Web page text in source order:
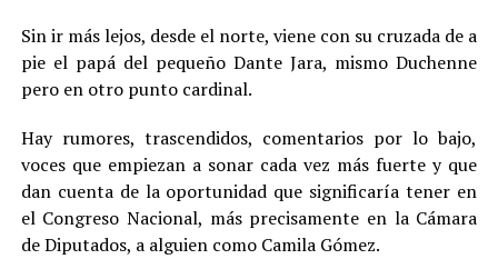
Sin ir más lejos, desde el norte, viene con su cruzada de a
pie el papá del pequeño Dante Jara, mismo Duchenne
pero en otro punto cardinal.
Hay rumores, trascendidos, comentarios por lo bajo,
voces que empiezan a sonar cada vez más fuerte y que
dan cuenta de la oportunidad que significaría tener en
el Congreso Nacional, más precisamente en la Cámara
de Diputados, a alguien como Camila Gómez.